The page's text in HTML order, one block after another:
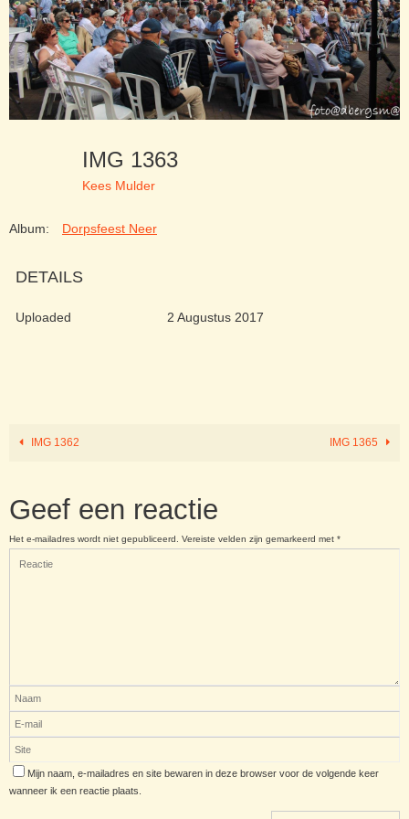
IMG 1363
Kees Mulder
Album: Dorpsfeest Neer
DETAILS
Uploaded 2 Augustus 2017
IMG 1362 IMG 1365
Geef een reactie
Het e-mailadres wordt niet gepubliceerd. Vereiste velden zijn gemarkeerd met *
Mijn naam, e-mailadres en site bewaren in deze browser voor de volgende keer
wanneer ik een reactie plaats.